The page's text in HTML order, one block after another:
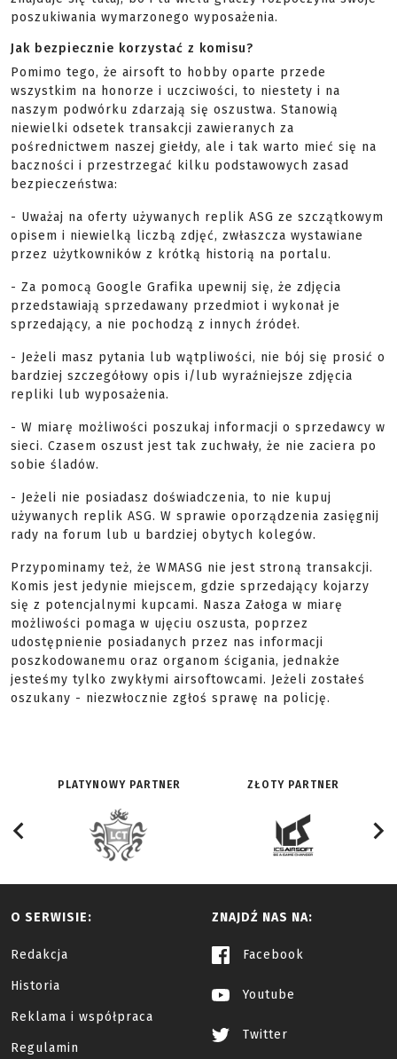
poszukiwania wymarzonego wyposażenia.
Jak bezpiecznie korzystać z komisu?
Pomimo tego, że airsoft to hobby oparte przede
wszystkim na honorze i uczciwości, to niestety i na
naszym podwórku zdarzają się oszustwa. Stanowią
niewielki odsetek transakcji zawieranych za
pośrednictwem naszej giełdy, ale i tak warto mieć się na
baczności i przestrzegać kilku podstawowych zasad
bezpieczeństwa:
- Uważaj na oferty używanych replik ASG ze szczątkowym
opisem i niewielką liczbą zdjęć, zwłaszcza wystawiane
przez użytkowników z krótką historią na portalu.
- Za pomocą Google Grafika upewnij się, że zdjęcia
przedstawiają sprzedawany przedmiot i wykonał je
sprzedający, a nie pochodzą z innych źródeł.
- Jeżeli masz pytania lub wątpliwości, nie bój się prosić o
bardziej szczegółowy opis i/lub wyraźniejsze zdjęcia
repliki lub wyposażenia.
- W miarę możliwości poszukaj informacji o sprzedawcy w
sieci. Czasem oszust jest tak zuchwały, że nie zaciera po
sobie śladów.
- Jeżeli nie posiadasz doświadczenia, to nie kupuj
używanych replik ASG. W sprawie oporządzenia zasięgnij
rady na forum lub u bardziej obytych kolegów.
Przypominamy też, że WMASG nie jest stroną transakcji.
Komis jest jedynie miejscem, gdzie sprzedający kojarzy
się z potencjalnymi kupcami. Nasza Załoga w miarę
możliwości pomaga w ujęciu oszusta, poprzez
udostępnienie posiadanych przez nas informacji
poszkodowanemu oraz organom ścigania, jednakże
jesteśmy tylko zwykłymi airsoftowcami. Jeżeli zostałeś
oszukany - niezwłocznie zgłoś sprawę na policję.
PLATYNOWY PARTNER ZŁOTY PARTNER
O SERWISIE:
Redakcja
Historia
Reklama i współpraca
Regulamin
ZNAJDŹ NAS NA:
Facebook
Youtube
Twitter